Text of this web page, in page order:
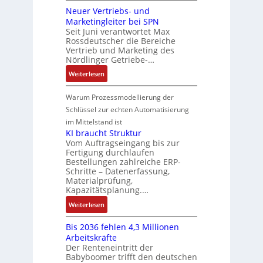
n
w
i
c
k
u
g
P
o
s
i
t
i
v
e
M
o
m
e
n
t
a
u
f
n
a
h
m
e
n
d
R
o
b
k
r
a
t
i
o
n
i
n
F
a
n
u
c
C
N
C
-
y
s
e
m
m
t
e
c
h
n
k
e
s
c
h
ä
f
t
s
f
ü
h
r
e
r
a
s
s
a
u
l
t
S
y
s
t
è
m
e
s
:
Q
2
E
r
g
e
Neuer Vertriebs- und
Marketingleiter bei SPN
Seit Juni verantwortet Max
Rossdeutscher die Bereiche
Vertrieb und Marketing des
Nördlinger Getriebe-…
Weiterlesen:
N
e
u
r
V
e
r
t
r
i
e
b
s
-
u
Warum Prozessmodellierung der
Schlüssel zur echten Automatisierung
im Mittelstand ist
KI braucht Struktur
Vom Auftragseingang bis zur
Fertigung durchlaufen
Bestellungen zahlreiche ERP-
Schritte – Datenerfassung,
Materialprüfung,
Kapazitätsplanung.…
Weiterlesen:
K
I
b
r
a
Bis 2036 fehlen 4,3 Millionen
Arbeitskräfte
Der Renteneintritt der
Babyboomer trifft den deutschen